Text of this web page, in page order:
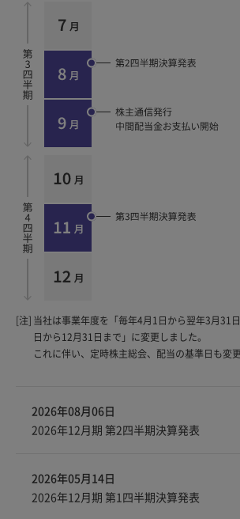
[注] 当社は事業年度を「毎年4月1日から翌年3月31
日から12月31日まで」に変更しました。
これに伴い、定時株主総会、配当の基準日も変
2026年08月06日
2026年12月期 第2四半期決算発表
2026年05月14日
2026年12月期 第1四半期決算発表